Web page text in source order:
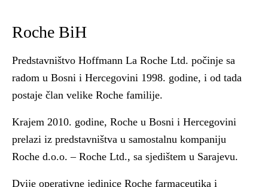
Roche BiH
Predstavništvo Hoffmann La Roche Ltd. počinje sa
radom u Bosni i Hercegovini 1998. godine, i od tada
postaje član velike Roche familije.
Krajem 2010. godine, Roche u Bosni i Hercegovini
prelazi iz predstavništva u samostalnu kompaniju
Roche d.o.o. – Roche Ltd., sa sjedištem u Sarajevu.
Dvije operativne jedinice Roche farmaceutika i